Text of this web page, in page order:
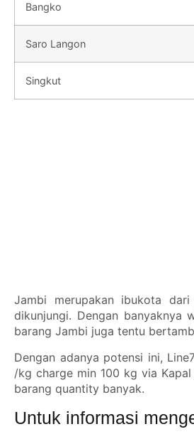
Bangko
Saro Langon
Singkut
Jambi merupakan ibukota
dikunjungi. Dengan banyaknya
barang Jambi juga tentu
Dengan adanya potensi ini,
/kg charge min 100 kg via
barang quantity banyak.
Untuk informasi